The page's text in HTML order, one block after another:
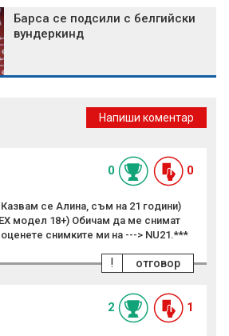
Барса се подсили с белгийски
вундеркинд
Напиши коментар
0 0
се Алина, съм на 21 години)
модел 18+) Обичам да ме снимат
снимките ми на ---> NU21.***
отговор
!
2 1